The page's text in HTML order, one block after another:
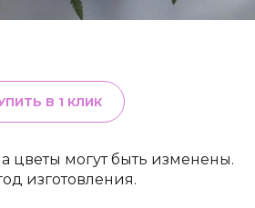
В 1 КЛИК
цветы могут быть изменены.
изготовления.